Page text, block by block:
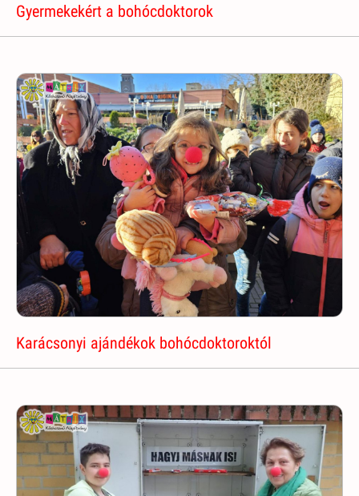
Gyermekekért a bohócdoktorok
Karácsonyi ajándékok bohócdoktoroktól